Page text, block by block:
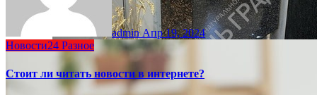
adminАпр 19, 2024
Новости24 Разное
Стоит ли читать новости в интернете?